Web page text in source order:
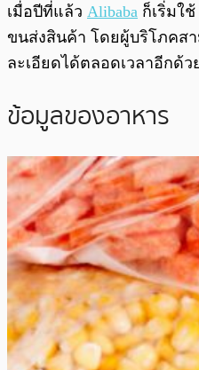
เมื่อปีที่แล้ว Alibaba ก็เริ่มใ
ขนส่งสินค้า โดยผู้บริโภคส
ละเอียดได้ตลอดเวลาอีกด้ว
ข้อมูลของอาหาร